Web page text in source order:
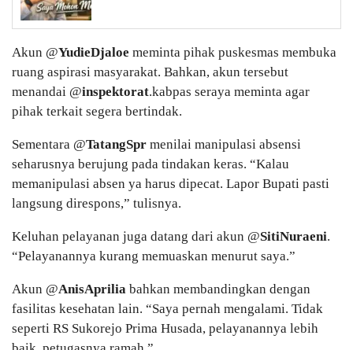
Akun @YudieDjaloe meminta pihak puskesmas membuka
ruang aspirasi masyarakat. Bahkan, akun tersebut
menandai @inspektorat.kabpas seraya meminta agar
pihak terkait segera bertindak.
Sementara @TatangSpr menilai manipulasi absensi
seharusnya berujung pada tindakan keras. “Kalau
memanipulasi absen ya harus dipecat. Lapor Bupati pasti
langsung direspons,” tulisnya.
Keluhan pelayanan juga datang dari akun @SitiNuraeni.
“Pelayanannya kurang memuaskan menurut saya.”
Akun @AnisAprilia bahkan membandingkan dengan
fasilitas kesehatan lain. “Saya pernah mengalami. Tidak
seperti RS Sukorejo Prima Husada, pelayanannya lebih